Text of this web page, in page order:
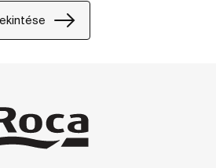
magán fürdőszobákhoz,
mosdókhoz, beleértve a